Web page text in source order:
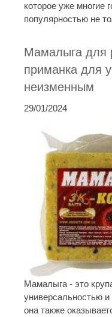
которое уже многие
популярностью не
Мамалыга для
приманка для
неизменным
29/01/2024
Мамалыга - это
универсальностью и
она также